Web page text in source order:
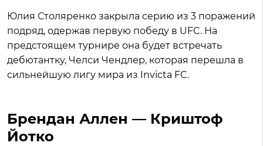
Юлия Столяренко закрыла серию из 3 поражений
подряд, одержав первую победу в UFC. На
предстоящем турнире она будет встречать
дебютантку, Челси Чендлер, которая перешла в
сильнейшую лигу мира из Invicta FC.
Брендан Аллен — Криштоф
Йотко